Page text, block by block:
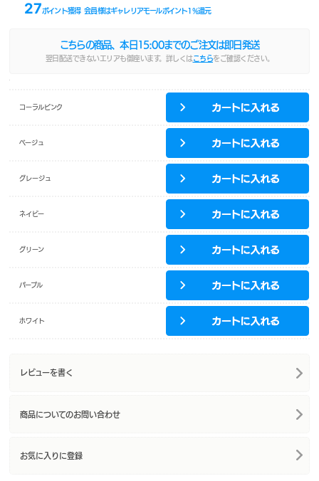
27ポイント獲得 会員様はギャレリアモールポイント1 %還元
こちらの商品、本日 15:00までのご注文は即日発送
翌日配送できないエリアも御座います。詳しくは こちらをご確認ください。
コーラルピンク
ベージュ
グレージュ
ネイビー
グリーン
パープル
ホワイト
レビューを書く
商品についてのお問い合わせ
お気に入りに登録